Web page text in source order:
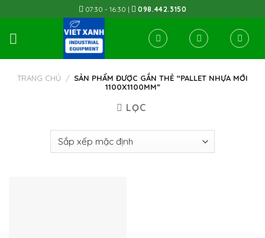
to
content
07:30 - 16:30 | 098.442.3150
TRANG CHỦ / SẢN PHẨM ĐƯỢC GẮN THẺ “PALLET NHỰA MỚI
1100X1100MM”
LỌC